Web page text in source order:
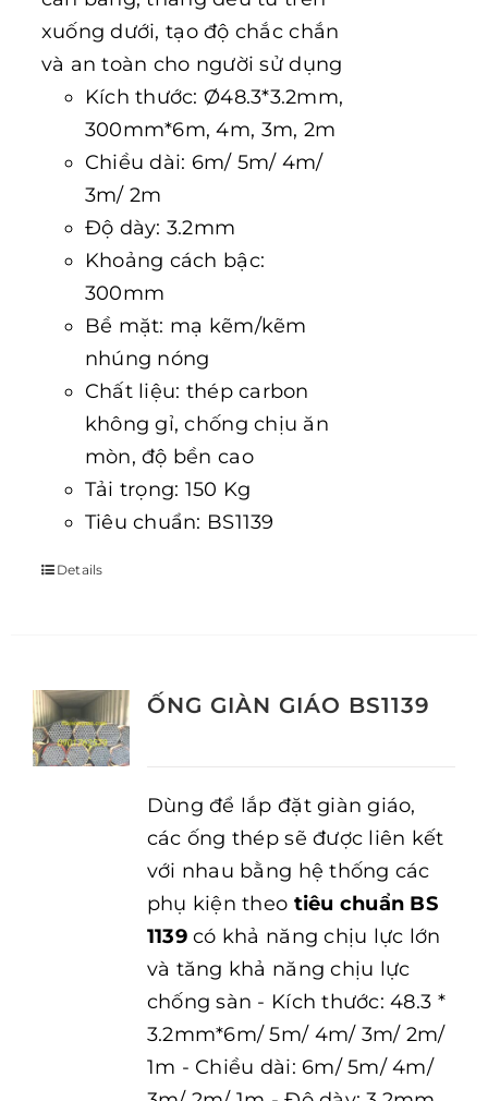
xuống dưới, tạo độ chắc chắn
và an toàn cho người sử dụng
Kích thước: Ø48.3*3.2mm,
300mm*6m, 4m, 3m, 2m
Chiều dài: 6m/ 5m/ 4m/
3m/ 2m
Độ dày: 3.2mm
Khoảng cách bậc:
300mm
Bề mặt: mạ kẽm/kẽm
nhúng nóng
Chất liệu: thép carbon
không gỉ, chống chịu ăn
mòn, độ bền cao
Tải trọng: 150 Kg
Tiêu chuẩn: BS1139
Details
ỐNG GIÀN GIÁO BS1139
Dùng để lắp đặt giàn giáo,
các ống thép sẽ được liên kết
với nhau bằng hệ thống các
phụ kiện theo tiêu chuẩn BS
1139có khả năng chịu lực lớn
và tăng khả năng chịu lực
chống sàn - Kích thước: 48.3 *
3.2mm*6m/ 5m/ 4m/ 3m/ 2m/
1m - Chiều dài: 6m/ 5m/ 4m/